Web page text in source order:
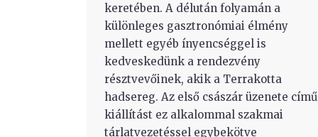
keretében. A délután folyamán a
különleges gasztronómiai élmény
mellett egyéb ínyencséggel is
kedveskedünk a rendezvény
résztvevőinek, akik a Terrakotta
hadsereg. Az első császár üzenete című
kiállítást ez alkalommal szakmai
tárlatvezetéssel egybekötve